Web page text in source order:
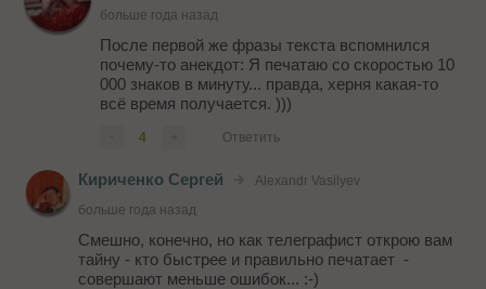
больше года назад
После первой же фразы текста вспомнился
почему-то анекдот: Я печатаю со скоростью 10
000 знаков в минуту... правда, херня какая-то
всё время получается. )))
4 Ответить
Кириченко Сергей
Alexandr Vasilyev
больше года назад
Смешно, конечно, но как телеграфист открою вам
тайну - кто быстрее и правильно печатает -
совершают меньше ошибок... :-)